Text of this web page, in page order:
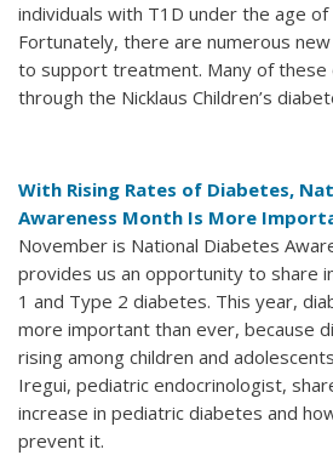
individuals with T1D under the age
Fortunately, there are numerous
to support treatment. Many of these
through the Nicklaus Children’s
With Rising Rates of Diabetes,
Awareness Month Is More
November is National Diabetes
provides us an opportunity to share
1 and Type 2 diabetes. This year,
more important than ever, because
rising among children and
Iregui, pediatric endocrinologist,
increase in pediatric diabetes and
prevent it.